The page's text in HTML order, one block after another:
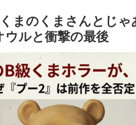
まのくまさんとじ
ウルと衝撃の最後